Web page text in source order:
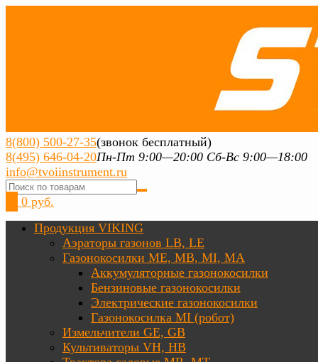
8(800) 500-27-35(звонок бесплатный)
8(495) 646-04-20Пн-Пт 9:00—20:00 Сб-Вс 9:00—18:00
info@tvoiinstrument.ru
0 руб.
Продукция VIKING
Аэраторы газонов LB, LE
Газонокосилки ME, MB, MI, MA
Аккумуляторные газонокосилки
Бензиновые газонокосилки
Электрические газонокосилки
Газонокосилка MI (робот)
Измельчители GE, GB
Культиваторы VH, HB